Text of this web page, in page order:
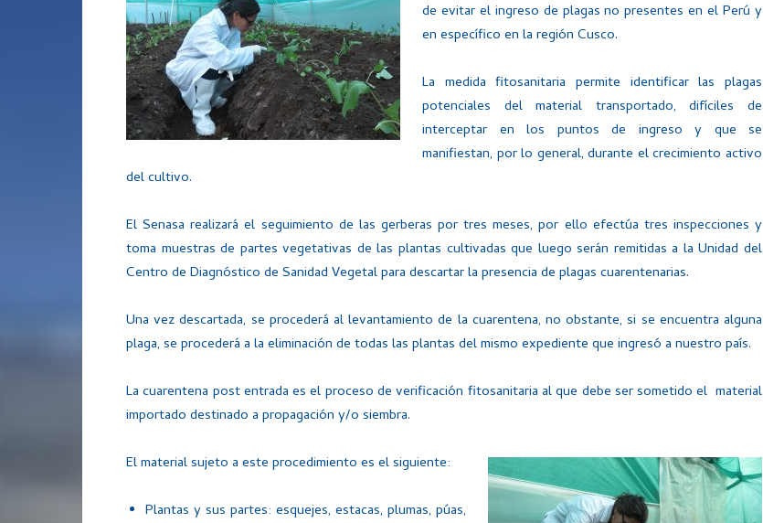
de evitar el ingreso de plagas no presentes en el Perú y
en específico en la región Cusco.
La medida fitosanitaria permite identificar las plagas
potenciales del material transportado, difíciles de
interceptar en los puntos de ingreso y que se
manifiestan, por lo general, durante el crecimiento activo
del cultivo.
El Senasa realizará el seguimiento de las gerberas por tres meses, por ello efectúa tres inspecciones y
toma muestras de partes vegetativas de las plantas cultivadas que luego serán remitidas a la Unidad del
Centro de Diagnóstico de Sanidad Vegetal para descartar la presencia de plagas cuarentenarias.
Una vez descartada, se procederá al levantamiento de la cuarentena, no obstante, si se encuentra alguna
plaga, se procederá a la eliminación de todas las plantas del mismo expediente que ingresó a nuestro país.
La cuarentena post entrada es el proceso de verificación fitosanitaria al que debe ser sometido el material
importado destinado a propagación y/o siembra.
El material sujeto a este procedimiento es el siguiente:
Plantas y sus partes: esquejes, estacas, plumas, púas,